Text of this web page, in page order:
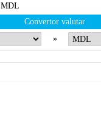
MDL
Convertor valutar
»